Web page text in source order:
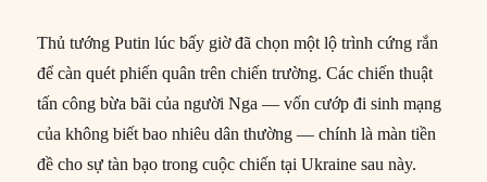
Thủ tướng Putin lúc bấy giờ đã chọn một lộ trình cứng rắn
để càn quét phiến quân trên chiến trường. Các chiến thuật
tấn công bừa bãi của người Nga — vốn cướp đi sinh mạng
của không biết bao nhiêu dân thường — chính là màn tiền
đề cho sự tàn bạo trong cuộc chiến tại Ukraine sau này.